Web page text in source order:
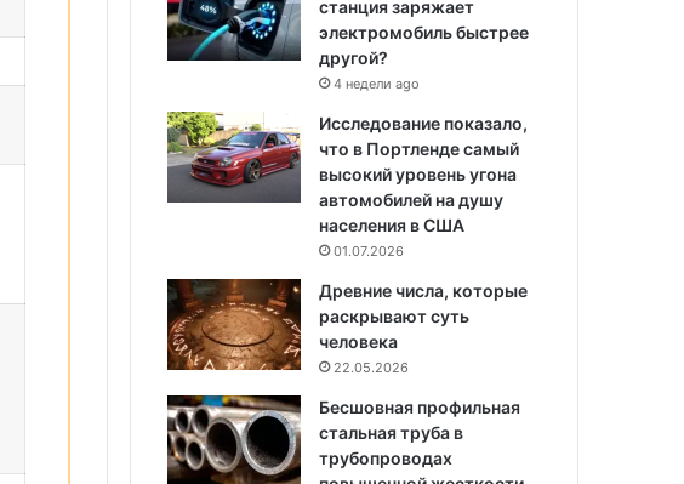
станция заряжает
электромобиль быстрее
другой?
4 недели ago
Исследование показало,
что в Портленде самый
высокий уровень угона
автомобилей на душу
населения в США
01.07.2026
Древние числа, которые
раскрывают суть
человека
22.05.2026
Бесшовная профильная
стальная труба в
трубопроводах